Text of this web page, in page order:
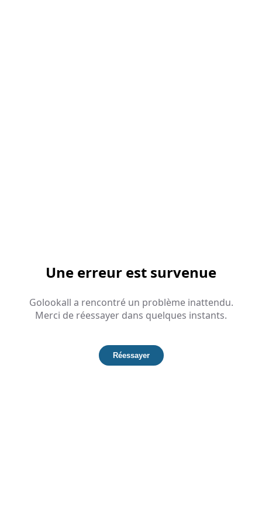
Une erreur est survenue
Golookall a rencontré un problème inattendu.
Merci de réessayer dans quelques instants.
Réessayer